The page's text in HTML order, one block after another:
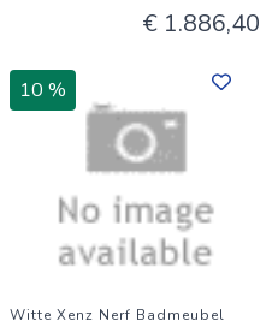
€ 1.886,40
10 %
Witte Xenz Nerf Badmeubel